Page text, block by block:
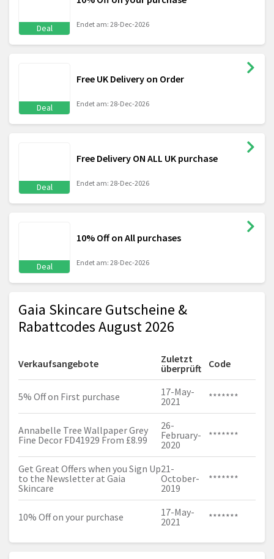
Deal Endet am: 28-Dec-2026
Deal
Free UK Delivery on Order
Endet am: 28-Dec-2026
Deal
Free Delivery ON ALL UK purchase
Endet am: 28-Dec-2026
Deal
10% Off on All purchases
Endet am: 28-Dec-2026
Gaia Skincare Gutscheine &
Rabattcodes August 2026
Verkaufsangebote
Zuletzt
überprüft
Code
5% Off on First purchase
17-May-
2021
*******
Annabelle Tree Wallpaper Grey
Fine Decor FD41929 From £8.99
26-
February-
2020
*******
Get Great Offers when you Sign Up
to the Newsletter at Gaia
Skincare
21-
October-
2019
*******
10% Off on your purchase
17-May-
2021
*******